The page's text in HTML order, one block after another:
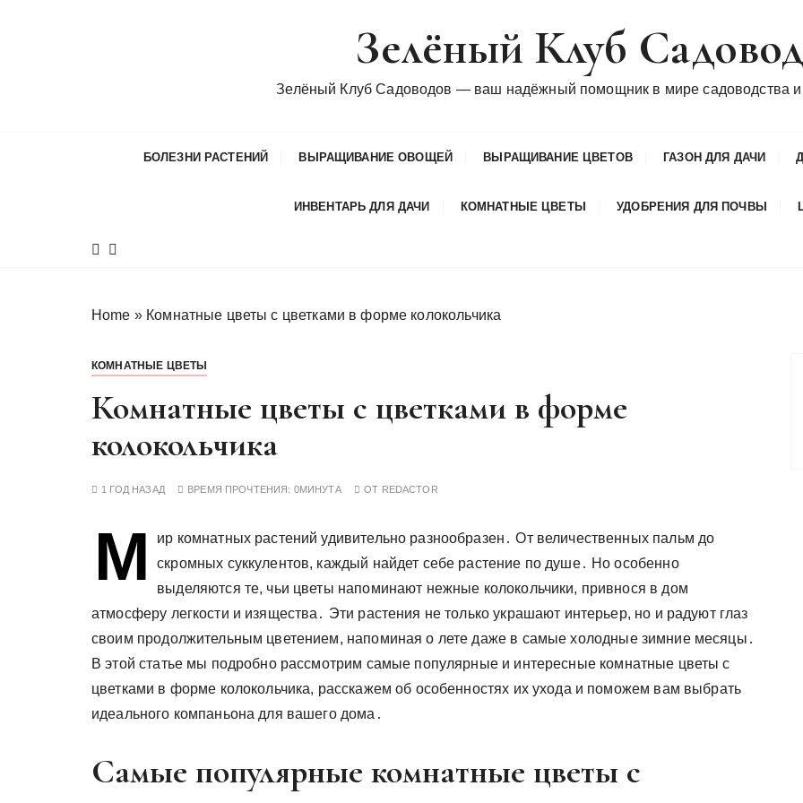
Зелёный Клуб
Зелёный Клуб Садоводов — ваш надёжный помощник в мире садоводства и
БОЛЕЗНИ РАСТЕНИЙ ВЫРАЩИВАНИЕ ОВОЩЕЙ ВЫРАЩИВАНИЕ ЦВЕТОВ ГАЗОН ДЛЯ ДАЧИ
ИНВЕНТАРЬ ДЛЯ ДАЧИ КОМНАТНЫЕ ЦВЕТЫ УДОБРЕНИЯ ДЛЯ ПОЧВЫ
Home » Комнатные цветы с цветками в форме колокольчика
КОМНАТНЫЕ ЦВЕТЫ
Комнатные цветы с цветками в форме
колокольчика
1 ГОД НАЗАД ВРЕМЯ ПРОЧТЕНИЯ: 0МИНУТА ОТ REDACTOR
М
ир комнатных растений удивительно разнообразен․ От величественных пальм до
скромных суккулентов, каждый найдет себе растение по душе․ Но особенно
выделяются те, чьи цветы напоминают нежные колокольчики, привнося в дом
атмосферу легкости и изящества․ Эти растения не только украшают интерьер, но и радуют глаз
своим продолжительным цветением, напоминая о лете даже в самые холодные зимние месяцы․
В этой статье мы подробно рассмотрим самые популярные и интересные комнатные цветы с
цветками в форме колокольчика, расскажем об особенностях их ухода и поможем вам выбрать
идеального компаньона для вашего дома․
Самые популярные комнатные цветы с